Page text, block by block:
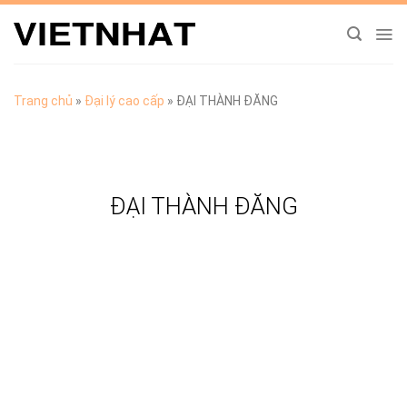
Chuyển
đến
Trang chủ » Đại lý cao cấp » ĐẠI THÀNH ĐĂNG
ĐẠI THÀNH ĐĂNG